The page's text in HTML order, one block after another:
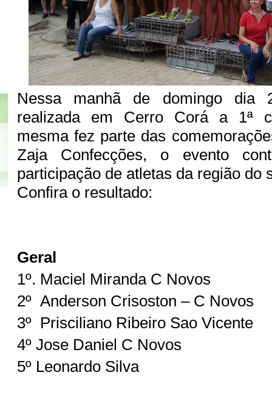
Nessa manhã de domingo dia
realizada em Cerro Corá a 1ª
mesma fez parte das
Zaja Confecções, o evento
participação de atletas da região do
Confira o resultado:
Geral
1º. Maciel Miranda C Novos
2º Anderson Crisoston – C Novos
3º Prisciliano Ribeiro Sao Vicente
4º Jose Daniel C Novos
5º Leonardo Silva